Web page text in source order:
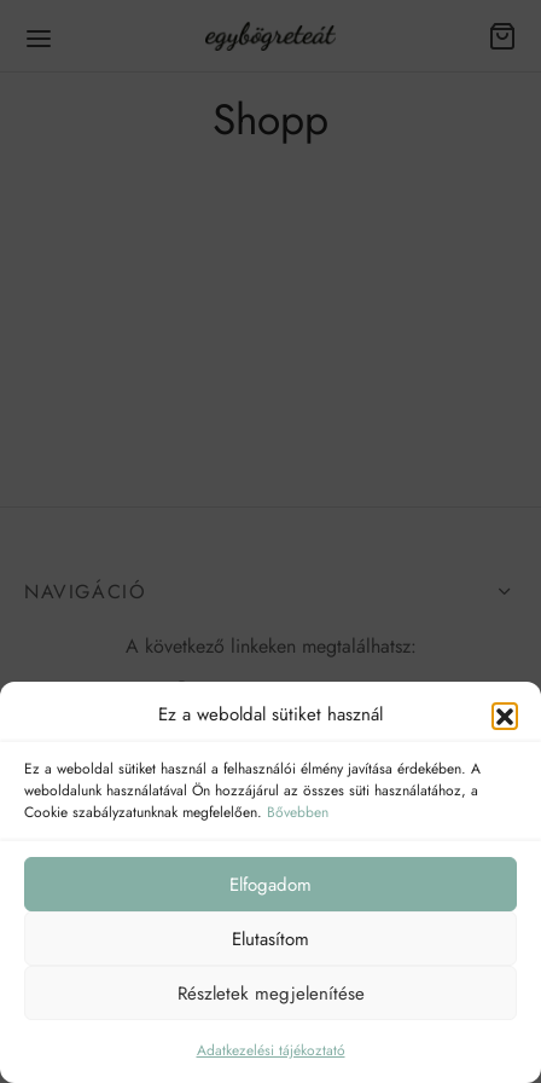
Ez a weboldal sütiket használ
Ez a weboldal sütiket használ a felhasználói élmény javítása érdekében. A
weboldalunk használatával Ön hozzájárul az összes süti használatához, a
Cookie szabályzatunknak megfelelően. Bővebben
Elfogadom
Elutasítom
Részletek megjelenítése
Adatkezelési tájékoztató
Shopp
NAVIGÁCIÓ
A következő linkeken megtalálhatsz:
Adatkezelési tájékoztató
ÁSZF
©2026 egybogreteat